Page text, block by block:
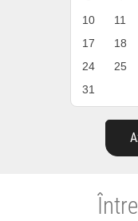
10
11
17
18
24
25
31